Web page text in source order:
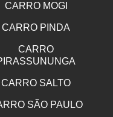
CARRO MOGI
CARRO PINDA
CARRO
CARRO SALTO
SÃO PAULO